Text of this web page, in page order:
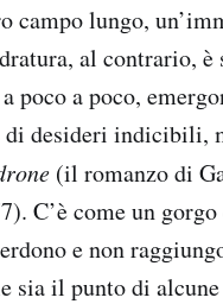
campo lungo,
al contrario,
poco a poco,
di desideri indicibili,
(il romanzo di
C’è come un
e non
sia il punto di